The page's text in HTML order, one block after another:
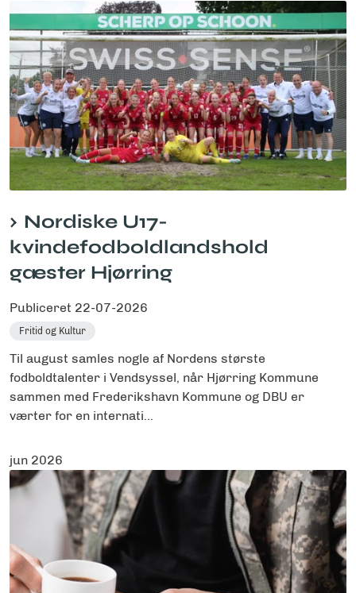
Nordiske U17-
kvindefodboldlandshold
gæster Hjørring
Publiceret 22-07-2026
Fritid og Kultur
Til august samles nogle af Nordens største
fodboldtalenter i Vendsyssel, når Hjørring Kommune
sammen med Frederikshavn Kommune og DBU er
værter for en internati...
jun 2026